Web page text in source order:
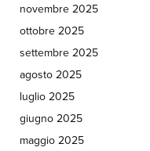
novembre 2025
ottobre 2025
settembre 2025
agosto 2025
luglio 2025
giugno 2025
maggio 2025